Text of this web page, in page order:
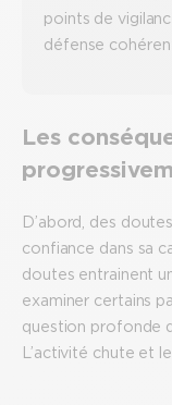
points de
défense
Les
D’abord, des
confiance dans sa
doutes entrainent
examiner certains
question profonde
L’activité chute et